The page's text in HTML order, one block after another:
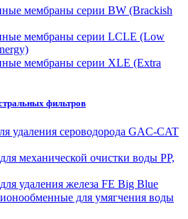
мембраны серии BW (Brackish
мембраны серии LCLE (Low
мембраны серии XLE (Extra
фильтров
удаления сероводорода GAC-CAT
механической очистки воды PP,
удаления железа FE Big Blue
для умягчения воды